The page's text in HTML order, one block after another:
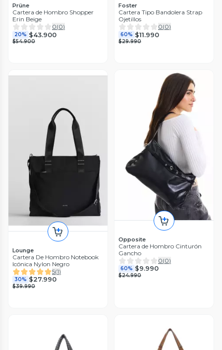
Prüne
Cartera de Hombro Shopper
Erin Beige
0(0)
20% $43.900
$54.900
Foster
Cartera Tipo Bandolera Strap
Ojetillos
0(0)
60% $11.990
$29.990
Lounge
Cartera De Hombro Notebook
Icónica Nylon Negro
5(1)
30% $27.990
$39.990
Opposite
Cartera de Hombro Cinturón
Gancho
0(0)
60% $9.990
$24.990